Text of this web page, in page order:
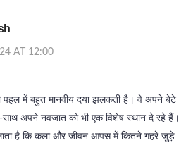
AT 12:00
पहल में बहुत मानवीय दया झलकती है। वे अपने बेटे
अपने नवजात को भी एक विशेष स्थान दे रहे हैं।
है कि कला और जीवन आपस में कितने गहरे जुड़े